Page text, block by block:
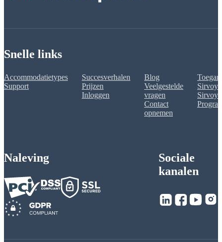
Snelle links
Accommodatietypes
Support
Succesverhalen
Prijzen
Inloggen
Blog
Veelgestelde
vragen
Contact
opnemen
Sirvoy
Sirvoy
Naleving
Sociale
kanalen